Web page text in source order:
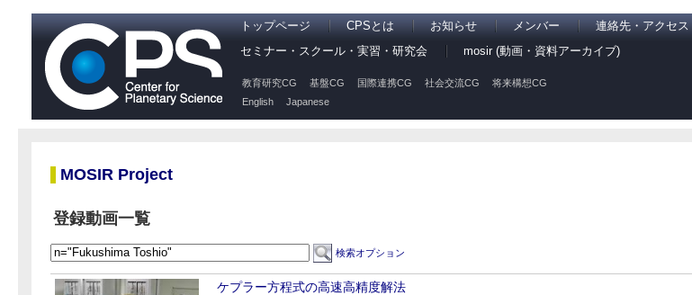
トップページ CPSとは お知らせ メンバー
連絡先・アクセス
セミナー・スクール・実習・研究会
mosir (動画・資料アーカイブ)
教育研究CG 基盤CG 国際連携CG 社会交流CG
将来構想CG
English
Japanese
MOSIR Project
登録動画一覧
検索オプション
ケプラー方程式の高速高精度解法